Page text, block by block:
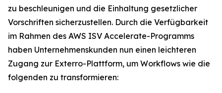
zu beschleunigen und die Einhaltung gesetzlicher
Vorschriften sicherzustellen. Durch die Verfügbarkeit
im Rahmen des AWS ISV Accelerate-Programms
haben Unternehmenskunden nun einen leichteren
Zugang zur Exterro-Plattform, um Workflows wie die
folgenden zu transformieren: